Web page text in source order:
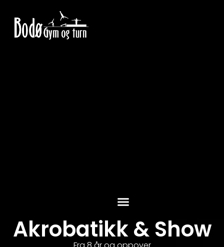
Akrobatikk & Show